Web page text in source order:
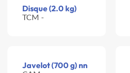
Disque (2.0 kg)
TCM -
Javelot (700 g) nn